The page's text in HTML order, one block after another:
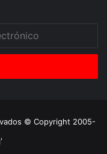
© Copyright 2005-